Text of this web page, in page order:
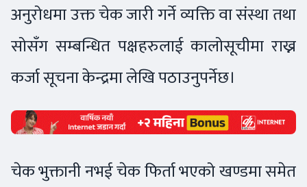
अनुरोधमा उक्त चेक जारी गर्ने व्यक्ति वा संस्था तथा
सोसँग सम्बन्धित पक्षहरुलाई कालोसूचीमा राख्न
कर्जा सूचना केन्द्रमा लेखि पठाउनुपर्नेछ।
चेक भुक्तानी नभई चेक फिर्ता भएको खण्डमा समेत